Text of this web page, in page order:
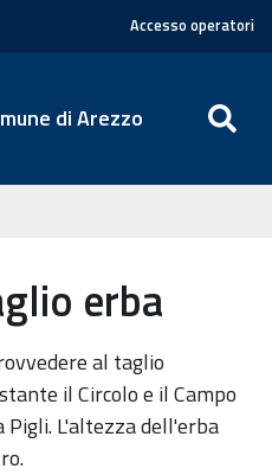
Accesso operatori
di Arezzo
erba
al taglio
il Circolo e il Campo
L'altezza dell'erba